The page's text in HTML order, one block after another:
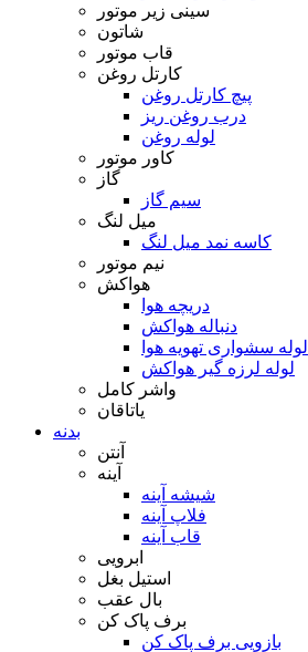
سینی زیر موتور
شاتون
قاب موتور
کارتل روغن
پیچ کارتل روغن
درب روغن ریز
لوله روغن
کاور موتور
گاز
سیم گاز
میل لنگ
کاسه نمد میل لنگ
نیم موتور
هواکش
دریچه هوا
دنباله هواکش
لوله سشواری تهویه هوا
لوله لرزه گیر هواکش
واشر کامل
یاتاقان
بدنه
آنتن
آینه
شیشه آینه
فلاپ آینه
قاب آینه
ابرویی
استیل بغل
بال عقب
برف پاک کن
بازویی برف پاک کن